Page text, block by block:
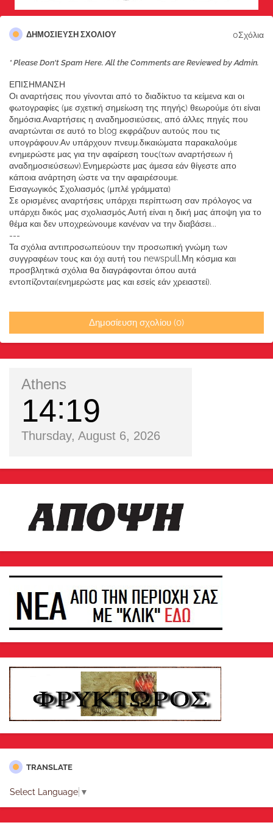
ΔΗΜΟΣΊΕΥΣΗ ΣΧΟΛΊΟΥ 0Σχόλια
* Please Don't Spam Here. All the Comments are Reviewed by Admin.
ΕΠΙΣΗΜΑΝΣΗ
Οι αναρτήσεις που γίνονται από το διαδίκτυο τα κείμενα και οι
φωτογραφίες (με σχετική σημείωση της πηγής) θεωρούμε ότι είναι
δημόσια.Αναρτήσεις η αναδημοσιεύσεις, από άλλες πηγές που
αναρτώνται σε αυτό το blog εκφράζουν αυτούς που τις
υπογράφουν.Αν υπάρχουν πνευμ.δικαιώματα παρακαλούμε
ενημερώστε μας για την αφαίρεση τους(των αναρτήσεων ή
αναδημοσιεύσεων).Ενημερώστε μας άμεσα εάν θίγεστε απο
κάποια ανάρτηση ώστε να την αφαιρέσουμε.
Εισαγωγικός Σχολιασμός (μπλέ γράμματα)
Σε ορισμένες αναρτήσεις υπάρχει περίπτωση σαν πρόλογος να
υπάρχει δικός μας σχολιασμός.Αυτή είναι η δική μας άποψη για το
θέμα και δεν υποχρεώνουμε κανέναν να την διαβάσει...
---
Τα σχόλια αντιπροσωπεύουν την προσωπική γνώμη των
συγγραφέων τους και όχι αυτή του newspull.Μη κόσμια και
προσβλητικά σχόλια θα διαγράφονται όπου αυτά
εντοπίζονται(ενημερώστε μας και εσείς εάν χρειαστεί).
Δημοσίευση σχολίου (0)
Athens
14 19
Thursday, August 6, 2026
TRANSLATE
Select Language ▼